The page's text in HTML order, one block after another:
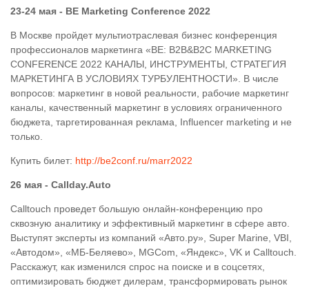
23-24 мая - BE Marketing Conference 2022
В Москве пройдет мультиотраслевая бизнес конференция
профессионалов маркетинга «BE: B2B&B2C MARKETING
CONFERENCE 2022 КАНАЛЫ, ИНСТРУМЕНТЫ, СТРАТЕГИЯ
МАРКЕТИНГА В УСЛОВИЯХ ТУРБУЛЕНТНОСТИ». В числе
вопросов: маркетинг в новой реальности, рабочие маркетинг
каналы, качественный маркетинг в условиях ограниченного
бюджета, таргетированная реклама, Influencer marketing и не
только.
Купить билет: http://be2conf.ru/marr2022
26 мая - Callday.Auto
Calltouch проведет большую онлайн-конференцию про
сквозную аналитику и эффективный маркетинг в сфере авто.
Выступят эксперты из компаний «Авто.ру», Super Marine, VBI,
«Автодом», «МБ-Беляево», MGCom, «Яндекс», VK и Calltouch.
Расскажут, как изменился спрос на поиске и в соцсетях,
оптимизировать бюджет дилерам, трансформировать рынок